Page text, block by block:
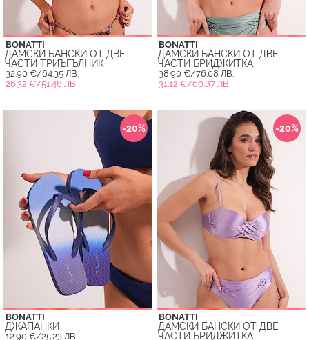
BONATTI
ДАМСКИ БАНСКИ ОТ ДВЕ
ЧАСТИ ТРИЪГЪЛНИК
32.90 €/64.35 ЛВ.
26.32 €/51.48 ЛВ.
BONATTI
ДАМСКИ БАНСКИ ОТ ДВЕ
ЧАСТИ БРИДЖИТКА
38.90 €/76.08 ЛВ.
31.12 €/60.87 ЛВ.
-20%
BONATTI
ДЖАПАНКИ
12.90 €/25.23 ЛВ.
-20%
BONATTI
ДАМСКИ БАНСКИ ОТ ДВЕ
ЧАСТИ БРИДЖИТКА